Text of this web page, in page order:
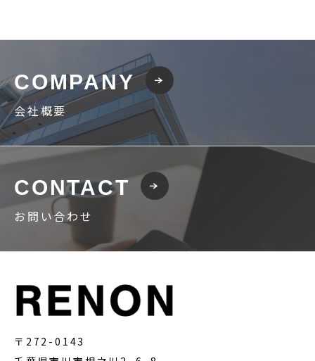
COMPANY
会社概要
CONTACT
お問い合わせ
〒272-0143